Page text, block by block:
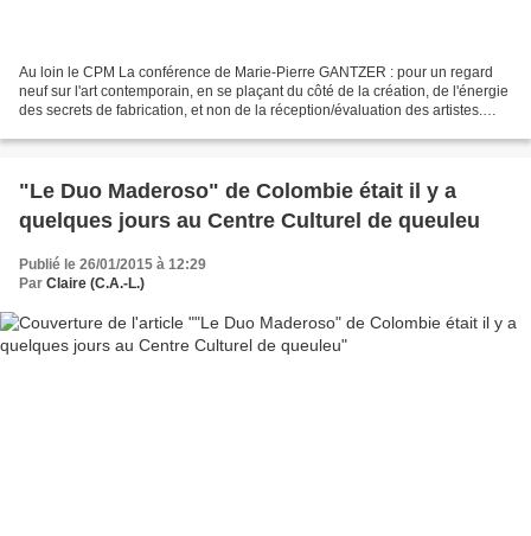
Au loin le CPM La conférence de Marie-Pierre GANTZER : pour un regard
neuf sur l'art contemporain, en se plaçant du côté de la création, de l'énergie
des secrets de fabrication, et non de la réception/évaluation des artistes.
"Le Duo Maderoso" de Colombie était il y a
quelques jours au Centre Culturel de queuleu
Publié le 26/01/2015 à 12:29
Par Claire (C.A.-L.)